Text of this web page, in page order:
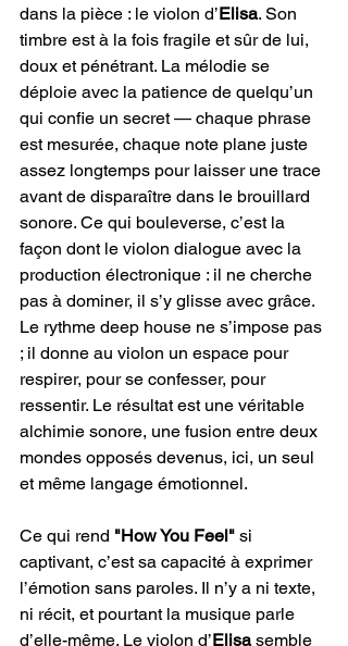
dans la pièce : le violon d’Elisa. Son
timbre est à la fois fragile et sûr de lui,
doux et pénétrant. La mélodie se
déploie avec la patience de quelqu’un
qui confie un secret — chaque phrase
est mesurée, chaque note plane juste
assez longtemps pour laisser une trace
avant de disparaître dans le brouillard
sonore. Ce qui bouleverse, c’est la
façon dont le violon dialogue avec la
production électronique : il ne cherche
pas à dominer, il s’y glisse avec grâce.
Le rythme deep house ne s’impose pas
; il donne au violon un espace pour
respirer, pour se confesser, pour
ressentir. Le résultat est une véritable
alchimie sonore, une fusion entre deux
mondes opposés devenus, ici, un seul
et même langage émotionnel.
Ce qui rend "How You Feel" si
captivant, c’est sa capacité à exprimer
l’émotion sans paroles. Il n’y a ni texte,
ni récit, et pourtant la musique parle
d’elle-même. Le violon d’Elisa semble